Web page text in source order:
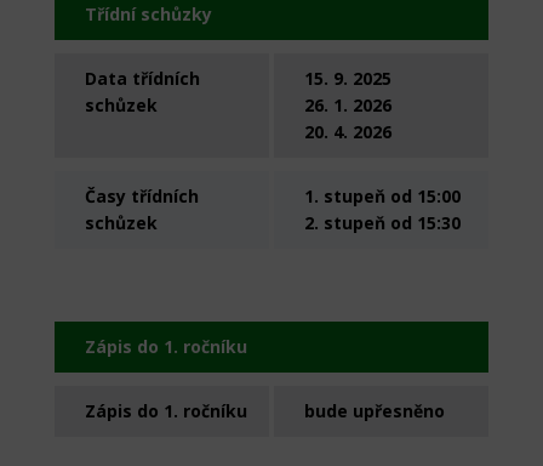
Třídní schůzky
Data třídních
schůzek
15. 9. 2025
26. 1. 2026
20. 4. 2026
Časy třídních
schůzek
1. stupeň od 15:00
2. stupeň od 15:30
Zápis do 1. ročníku
Zápis do 1. ročníku bude upřesněno